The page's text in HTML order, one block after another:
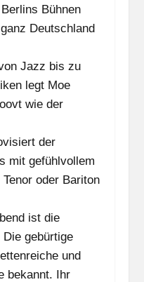
Bühnen
Deutschland
Jazz bis zu
legt Moe
wie der
der
mit gefühlvollem
oder Bariton
ist die
gebürtige
und
bekannt. Ihr